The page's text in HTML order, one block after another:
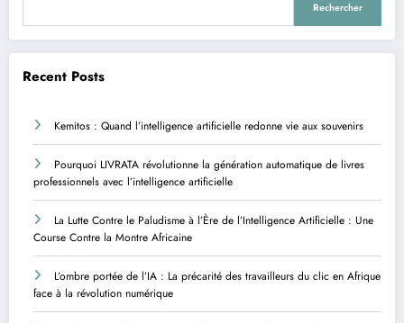
Rechercher
Recent Posts
Kemitos : Quand l’intelligence artificielle redonne vie aux souvenirs
Pourquoi LIVRATA révolutionne la génération automatique de livres
professionnels avec l’intelligence artificielle
La Lutte Contre le Paludisme à l’Ère de l’Intelligence Artificielle : Une
Course Contre la Montre Africaine
L’ombre portée de l’IA : La précarité des travailleurs du clic en Afrique
face à la révolution numérique